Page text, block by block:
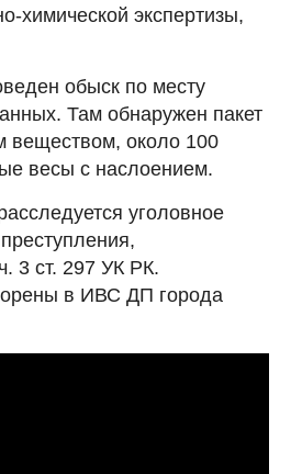
химической экспертизы,
обыск по месту
Там обнаружен пакет
веществом, около 100
весы с наслоением.
уголовное
3 ст. 297 УК РК.
в ИВС ДП города